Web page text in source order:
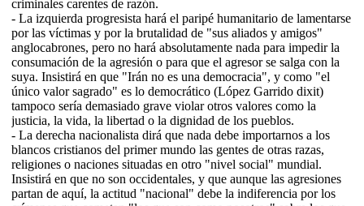
criminales carentes de razón.
- La izquierda progresista hará el paripé humanitario de lamentarse
por las víctimas y por la brutalidad de "sus aliados y amigos"
anglocabrones, pero no hará absolutamente nada para impedir la
consumación de la agresión o para que el agresor se salga con la
suya. Insistirá en que "Irán no es una democracia", y como "el
único valor sagrado" es lo democrático (López Garrido dixit)
tampoco sería demasiado grave violar otros valores como la
justicia, la vida, la libertad o la dignidad de los pueblos.
- La derecha nacionalista dirá que nada debe importarnos a los
blancos cristianos del primer mundo las gentes de otras razas,
religiones o naciones situadas en otro "nivel social" mundial.
Insistirá en que no son occidentales, y que aunque las agresiones
partan de aquí, la actitud "nacional" debe la indiferencia por los